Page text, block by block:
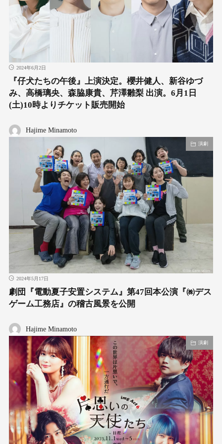
2024年6月2日
『仔犬たちの午後』上演決定。櫻井健人、新谷ゆづ
み、高橋璃央、森脇康貴、芹澤雛梨 出演。6⽉1⽇
(土)10時よりチケット販売開始
Hajime Minamoto
演劇
2024年5月17日
劇団『電動夏子安置システム』第47回本公演『㈱デス
ゲーム工務店』の稽古風景を公開
Hajime Minamoto
演劇